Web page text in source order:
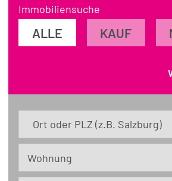
FÜR VERKÄUFER
Immobiliensuche
ALLE KAUF
Ort oder PLZ (z.B. Salzburg)